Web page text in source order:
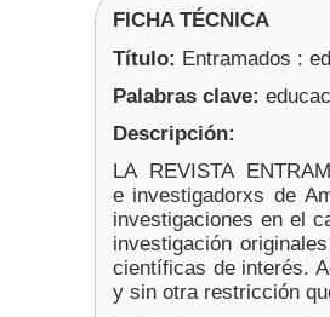
FICHA TÉCNICA
Título: Entramados :
Palabras clave:
Descripción:
LA REVISTA
e investigadorxs de
investigaciones en el
investigación
científicas de interés.
y sin otra restricción